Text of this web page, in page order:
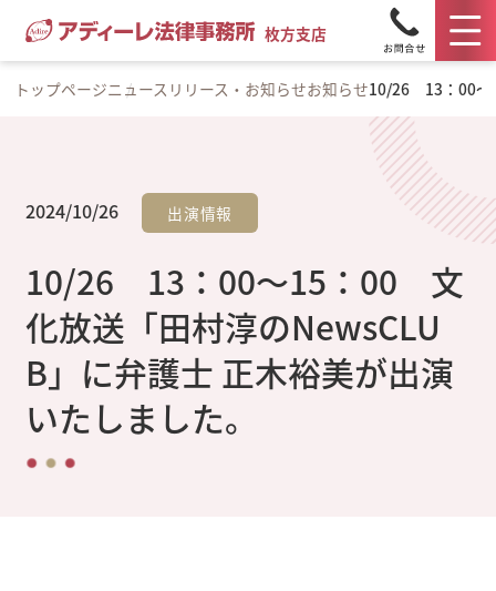
枚方支店
トップページニュースリリース・お知らせお知らせ10/26 13：00～
2024/10/26 出演情報
10/26 13：00～15：00 文
化放送「田村淳のNewsCLU
B」に弁護士 正木裕美が出演
いたしました。